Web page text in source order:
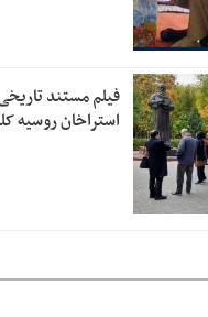
فیلم مستند
استراخان روسیه